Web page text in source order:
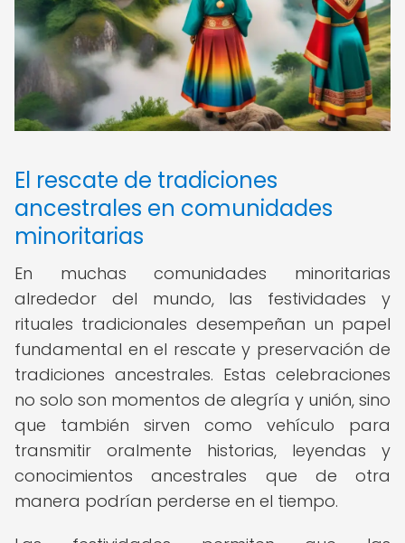
El rescate de tradiciones
ancestrales en comunidades
minoritarias
En muchas comunidades minoritarias
alrededor del mundo, las festividades y
rituales tradicionales desempeñan un papel
fundamental en el rescate y preservación de
tradiciones ancestrales. Estas celebraciones
no solo son momentos de alegría y unión, sino
que también sirven como vehículo para
transmitir oralmente historias, leyendas y
conocimientos ancestrales que de otra
manera podrían perderse en el tiempo.